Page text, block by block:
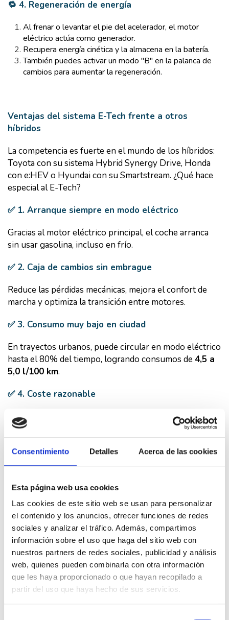
Consentimiento Detalles Acerca de las cookies
Esta página web usa cookies
Las cookies de este sitio web se usan para personalizar
el contenido y los anuncios, ofrecer funciones de redes
sociales y analizar el tráfico. Además, compartimos
información sobre el uso que haga del sitio web con
nuestros partners de redes sociales, publicidad y análisis
web, quienes pueden combinarla con otra información
que les haya proporcionado o que hayan recopilado a
partir del uso que haya hecho de sus servicios.
🔁 4. Regeneración de energía
Al frenar o levantar el pie del acelerador, el motor
eléctrico actúa como generador.
Recupera energía cinética y la almacena en la batería.
También puedes activar un modo "B" en la palanca de
cambios para aumentar la regeneración.
Ventajas del sistema E-Tech frente a otros
híbridos
La competencia es fuerte en el mundo de los híbridos:
Toyota con su sistema Hybrid Synergy Drive, Honda
con e:HEV o Hyundai con su Smartstream. ¿Qué hace
especial al E-Tech?
✅ 1. Arranque siempre en modo eléctrico
Gracias al motor eléctrico principal, el coche arranca
sin usar gasolina, incluso en frío.
✅ 2. Caja de cambios sin embrague
Reduce las pérdidas mecánicas, mejora el confort de
marcha y optimiza la transición entre motores.
✅ 3. Consumo muy bajo en ciudad
En trayectos urbanos, puede circular en modo eléctrico
hasta el 80% del tiempo, logrando consumos de4,5 a
5,0 l/100 km.
✅ 4. Coste razonable
El sistema E-Tech es más asequible que otros híbridos
o PHEV gracias a su diseño modular y compartido
entre modelos.
✅ 5. Etiqueta ECO o CERO
E-Tech Hybrid: etiquetaECO
E-Tech Plug-in: etiquetaCERO(en ciudades como
Madrid o Barcelona, ventajas importantes)
Modelos Renault con tecnología E-Tech
Renault ha extendido esta tecnología a buena parte de